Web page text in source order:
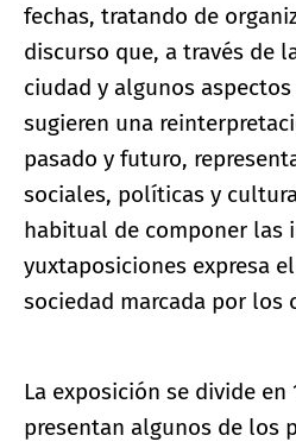
fechas, tratando de
discurso que, a través de
ciudad y algunos
sugieren una
pasado y futuro,
sociales, políticas y
habitual de componer las
yuxtaposiciones expresa
sociedad marcada por los
La exposición se divide en
presentan algunos de los